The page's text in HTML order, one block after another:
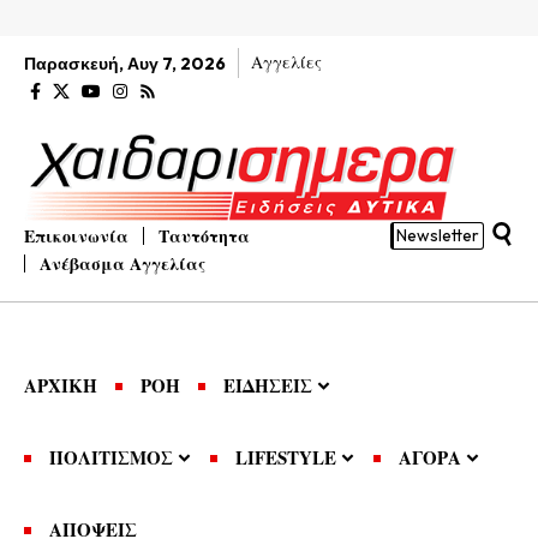
Παρασκευή, Αυγ 7, 2026 Αγγελίες
Επικοινωνία
Ταυτότητα
Ανέβασμα Αγγελίας
Newsletter
ΑΡΧΙΚΗ ΡΟΗ ΕΙΔΗΣΕΙΣ
ΠΟΛΙΤΙΣΜΟΣ LIFESTYLE ΑΓΟΡΑ
ΑΠΟΨΕΙΣ